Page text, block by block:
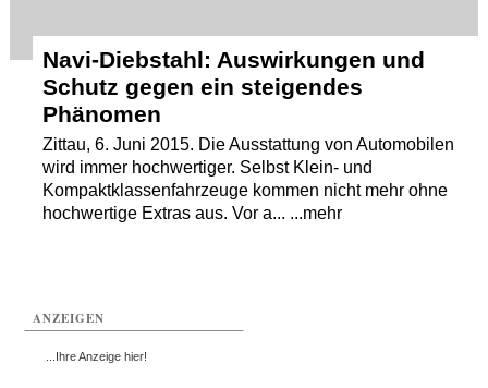
Navi-Diebstahl: Auswirkungen und
Schutz gegen ein steigendes
Phänomen
Zittau, 6. Juni 2015. Die Ausstattung von Automobilen
wird immer hochwertiger. Selbst Klein- und
Kompaktklassenfahrzeuge kommen nicht mehr ohne
hochwertige Extras aus. Vor a... ...mehr
ANZEIGEN
...Ihre Anzeige hier!